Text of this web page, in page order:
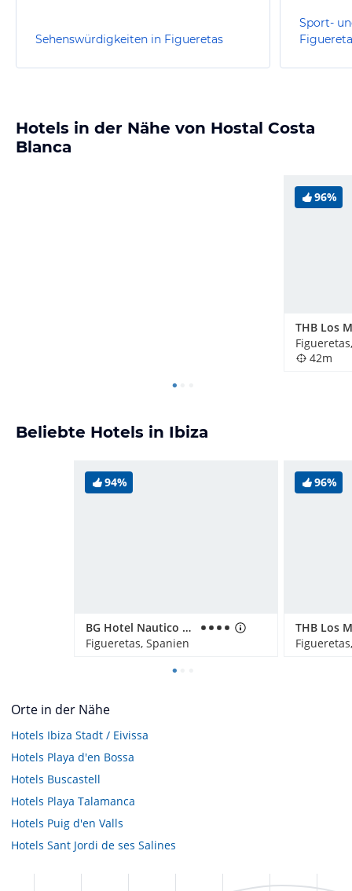
Sehenswürdigkeiten in Figueretas
Sport-
Hotels in der Nähe von Hostal Costa
Blanca
96%
42m
Beliebte Hotels in Ibiza
94%
BG Hotel Nautico Ebeso
Figueretas, Spanien
96%
Orte in der Nähe
Hotels Ibiza Stadt / Eivissa
Hotels Playa d'en Bossa
Hotels Buscastell
Hotels Playa Talamanca
Hotels Puig d'en Valls
Hotels Sant Jordi de ses Salines